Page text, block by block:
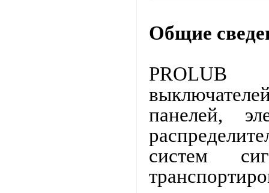
Общие
PROLUB
панелей,
систем